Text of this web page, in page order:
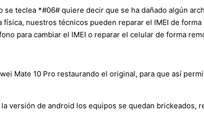
se teclea *#06# quiere decir que se ha dañado algún
nuestros técnicos pueden reparar el IMEI de
para cambiar el IMEI o reparar el celular de forma
Mate 10 Pro restaurando el original, para que así
versión de android los equipos se quedan brickeados,